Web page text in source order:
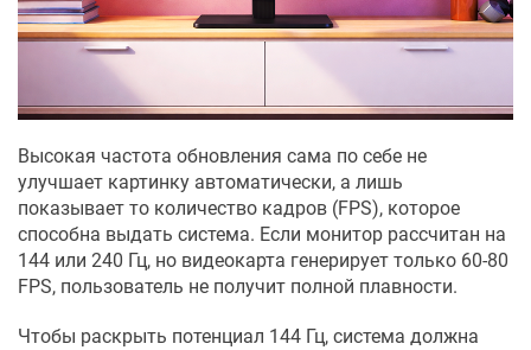
Высокая частота обновления сама по себе не
улучшает картинку автоматически, а лишь
показывает то количество кадров (FPS), которое
способна выдать система. Если монитор рассчитан на
144 или 240 Гц, но видеокарта генерирует только 60-80
FPS, пользователь не получит полной плавности.
Чтобы раскрыть потенциал 144 Гц, система должна